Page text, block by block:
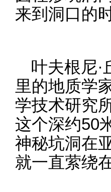
来到洞口的
叶夫根尼
里的地质学
学技术研究
这个深约50
神秘坑洞在
就一直萦绕